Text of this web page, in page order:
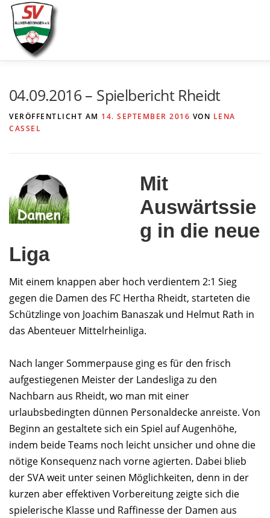
Zum
Inhalt
springen
04.09.2016 – Spielbericht Rheidt
VERÖFFENTLICHT AM 14. SEPTEMBER 2016 VON LENA
CASSEL
Mit
Auswärtssie
g in die neue
Liga
Mit einem knappen aber hoch verdientem 2:1 Sieg
gegen die Damen des FC Hertha Rheidt, starteten die
Schützlinge von Joachim Banaszak und Helmut Rath in
das Abenteuer Mittelrheinliga.
Nach langer Sommerpause ging es für den frisch
aufgestiegenen Meister der Landesliga zu den
Nachbarn aus Rheidt, wo man mit einer
urlaubsbedingten dünnen Personaldecke anreiste. Von
Beginn an gestaltete sich ein Spiel auf Augenhöhe,
indem beide Teams noch leicht unsicher und ohne die
nötige Konsequenz nach vorne agierten. Dabei blieb
der SVA weit unter seinen Möglichkeiten, denn in der
kurzen aber effektiven Vorbereitung zeigte sich die
spielerische Klasse und Raffinesse der Damen aus